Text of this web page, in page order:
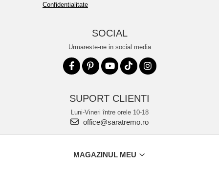
Confidentialitate
SOCIAL
Urmareste-ne in social media
SUPORT CLIENTI
Luni-Vineri între orele 10-18
office@saratremo.ro
MAGAZINUL MEU